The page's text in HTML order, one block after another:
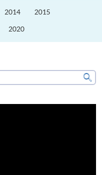
2014 2015
2020
搜